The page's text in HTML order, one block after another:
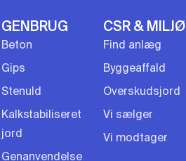
GENBRUG
Beton
Gips
Stenuld
Kalkstabiliseret
jord
Genanvendelse
CSR & MILJØ
Find anlæg
Byggeaffald
Overskudsjord
Vi sælger
Vi modtager